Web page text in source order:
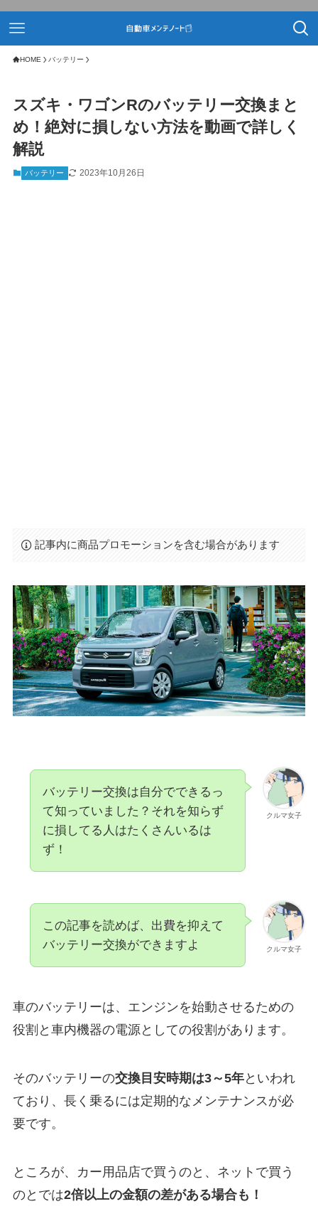
HOME バッテリー
スズキ・ワゴンRのバッテリー交換まと
め！絶対に損しない方法を動画で詳しく
解説
バッテリー 2023年10月26日
記事内に商品プロモーションを含む場合があります
クルマ女子
バッテリー交換は自分でできるっ
て知っていました？それを知らず
に損してる人はたくさんいるは
ず！
クルマ女子
この記事を読めば、出費を抑えて
バッテリー交換ができますよ
車のバッテリーは、エンジンを始動させるための
役割と車内機器の電源としての役割があります。
そのバッテリーの交換目安時期は3～5年といわれ
ており、長く乗るには定期的なメンテナンスが必
要です。
ところが、カー用品店で買うのと、ネットで買う
のとでは2倍以上の金額の差がある場合も！